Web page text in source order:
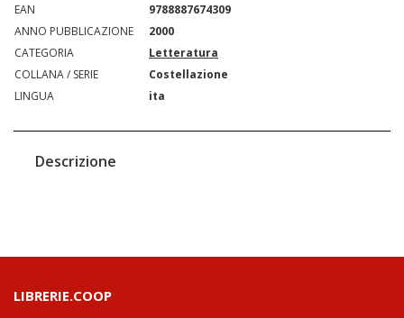
EAN
9788887674309
ANNO PUBBLICAZIONE
2000
CATEGORIA
Letteratura
COLLANA / SERIE
Costellazione
LINGUA
ita
Descrizione
LIBRERIE.COOP